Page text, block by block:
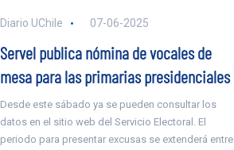
Diario UChile 07-06-2025
Servel publica nómina de vocales de
mesa para las primarias presidenciales
Desde este sábado ya se pueden consultar los
datos en el sitio web del Servicio Electoral. El
periodo para presentar excusas se extenderá entre